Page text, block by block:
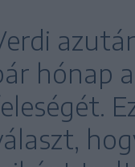
hónap